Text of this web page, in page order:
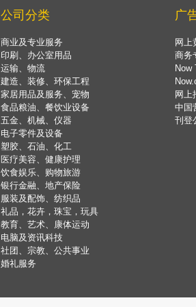
公司分类
商业及专业服务
印刷、办公室用品
运输、物流
建造、装修、环保工程
家居用品及服务、宠物
食品粮油、餐饮业设备
五金、机械、仪器
电子零件及设备
塑胶、石油、化工
医疗美容、健康护理
饮食娱乐、购物旅游
银行金融、地产保险
服装及配饰、纺织品
礼品，花卉，珠宝，玩具
教育、艺术、康体运动
电脑及资讯科技
社团、宗教、公共事业
婚礼服务
广
网上
商务
Now
网上
中国
刊登